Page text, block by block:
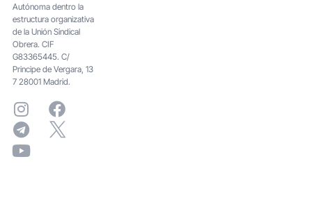
Autónoma dentro la
estructura organizativa
de la Unión Sindical
Obrera. CIF
G83365445. C/
Principe de Vergara, 13
7 28001 Madrid.